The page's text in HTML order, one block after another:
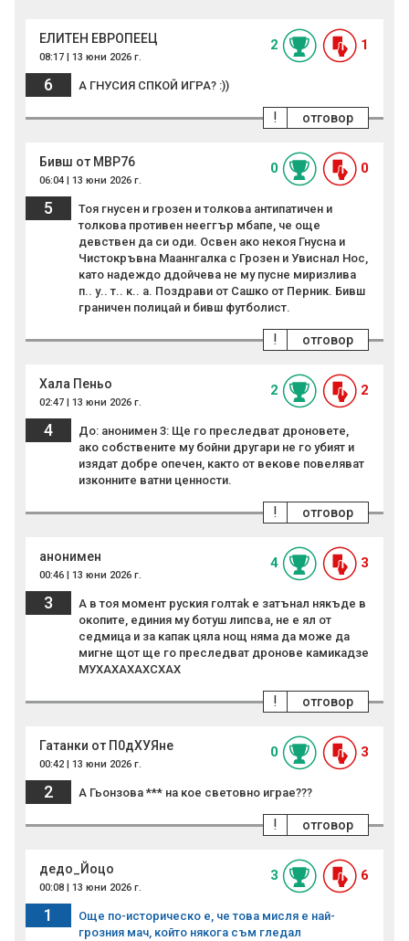
ЕЛИТЕН ЕВРОПЕЕЦ
08:17 | 13 юни 2026 г.
2 1
6 А ГНУСИЯ СПКОЙ ИГРА? :))
отговор
!
Бивш от МВР76
06:04 | 13 юни 2026 г.
0 0
5
Тоя гнусен и грозен и толкова антипатичен и
толкова противен нееггър мбапе, че още
девствен да си оди. Освен ако некоя Гнусна и
Чистокръвна Мааннгалка с Грозен и Увиснал Нос,
като надеждо ддойчева не му пусне миризлива
п.. у.. т.. к.. а. Поздрави от Сашко от Перник. Бивш
граничен полицай и бивш футболист.
отговор
!
Хала Пеньо
02:47 | 13 юни 2026 г.
2 2
4
До: анонимен 3: Ще го преследват дроновете,
ако собствените му бойни другари не го убият и
изядат добре опечен, както от векове повеляват
изконните ватни ценности.
отговор
!
анонимен
00:46 | 13 юни 2026 г.
4 3
3
А в тоя момент руския гoлтak е затънал някъде в
окопите, единия му ботуш липсва, не е ял от
седмица и за капак цяла нощ няма да може да
мигне щот ще го преследват дронове камикадзе
МУХАХАХАХСХАХ
отговор
!
Гатанки от П0дХУЯне
00:42 | 13 юни 2026 г.
0 3
2 А Гьонзова *** на кое световно играе???
отговор
!
дедо_Йоцо
00:08 | 13 юни 2026 г.
3 6
1
Още по-историческо е, че това мисля е най-
грозния мач, който някога съм гледал